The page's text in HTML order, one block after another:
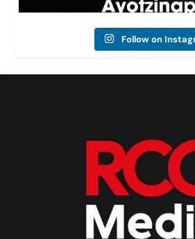
Follow on